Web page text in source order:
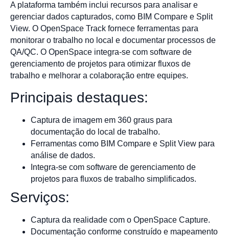
A plataforma também inclui recursos para analisar e
gerenciar dados capturados, como BIM Compare e Split
View. O OpenSpace Track fornece ferramentas para
monitorar o trabalho no local e documentar processos de
QA/QC. O OpenSpace integra-se com software de
gerenciamento de projetos para otimizar fluxos de
trabalho e melhorar a colaboração entre equipes.
Principais destaques:
Captura de imagem em 360 graus para
documentação do local de trabalho.
Ferramentas como BIM Compare e Split View para
análise de dados.
Integra-se com software de gerenciamento de
projetos para fluxos de trabalho simplificados.
Serviços:
Captura da realidade com o OpenSpace Capture.
Documentação conforme construído e mapeamento